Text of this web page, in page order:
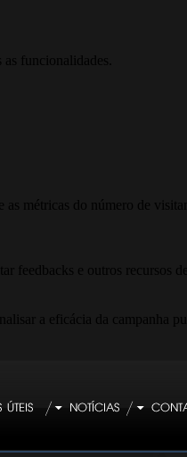
funcionalidades.
métricas do número de
feedbacks e outros recursos
a eficácia da campanha